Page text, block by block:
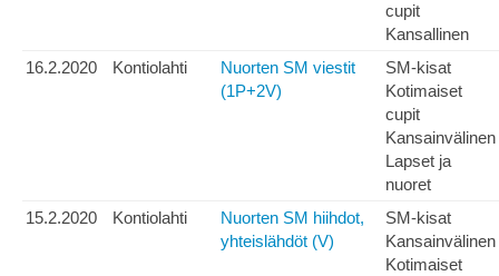
cupit
Kansallinen
16.2.2020
Kontiolahti
Nuorten SM viestit
(1P+2V)
SM-kisat
Kotimaiset
cupit
Kansainvälinen
Lapset ja
nuoret
15.2.2020
Kontiolahti
Nuorten SM hiihdot,
yhteislähdöt (V)
SM-kisat
Kansainvälinen
Kotimaiset